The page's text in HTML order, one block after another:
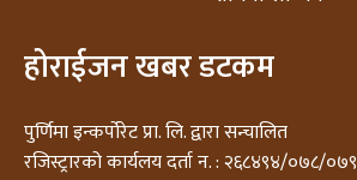
होराईजन खबर डटकम
पुर्णिमा इन्कर्पोरेट प्रा. लि. द्वारा सन्चालित
रजिस्ट्रारको कार्यलय दर्ता न. : २६८४९४/०७८/०७९